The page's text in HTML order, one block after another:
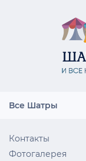
Все Шатры
Контакты
Фотогалерея